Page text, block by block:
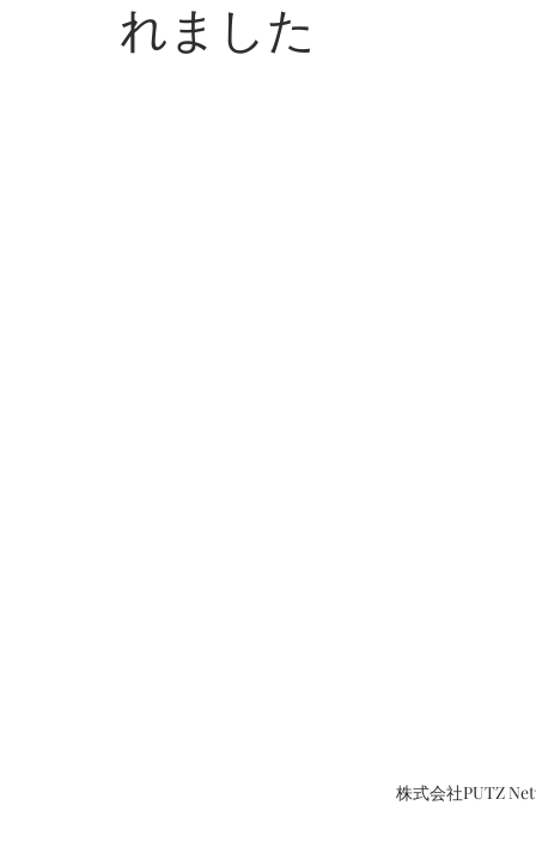
れました
株式会社PUTZ